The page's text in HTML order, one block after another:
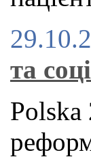
та
Polska